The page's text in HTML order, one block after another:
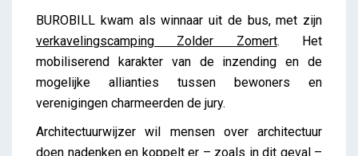
BUROBILL kwam als winnaar uit de bus, met zijn
verkavelingscamping Zolder Zomert. Het
mobiliserend karakter van de inzending en de
mogelijke allianties tussen bewoners en
verenigingen charmeerden de jury.
Architectuurwijzer wil mensen over architectuur
doen nadenken en koppelt er – zoals in dit geval –